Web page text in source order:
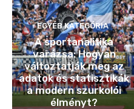
EGYÉB KATEGÓRIA
A sportanalitika
varázsa: Hogyan
változtatják meg az
adatok és statisztikák
a modern szurkolói
élményt?